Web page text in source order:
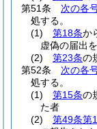
第51条
次の各
処する。
(1)
第18条か
虚偽の届出
(2)
第23条の
第52条
次の各
処する。
(1)
第15条の
た者
(2)
第49条第